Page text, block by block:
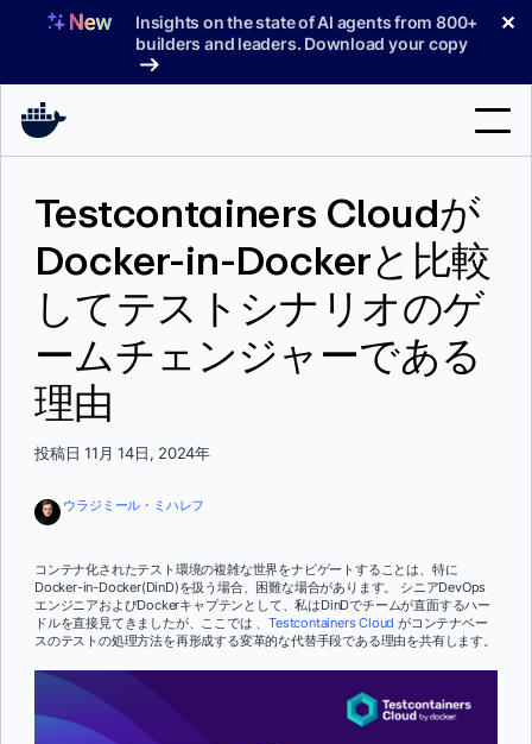
へ
Insights on the state of AI agents from 800+
builders and leaders. Download your copy
✕
サポート
料金プラン
ブログ
索
Testcontainers Cloudが
Docker-in-Dockerと比較
してテストシナリオのゲ
ームチェンジャーである
理由
投稿日 11月 14日, 2024年
ウラジミール・ミハレフ
コンテナ化されたテスト環境の複雑な世界をナビゲートすることは、特に
Docker-in-Docker(DinD)を扱う場合、困難な場合があります。 シニアDevOps
エンジニアおよびDockerキャプテンとして、私はDinDでチームが直面するハー
ドルを直接見てきましたが、ここでは 、Testcontainers Cloud がコンテナベー
スのテストの処理方法を再形成する変革的な代替手段である理由を共有します。